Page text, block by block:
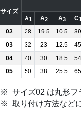
サイズ
A1 A2 A3 C1
02
28 19.5 10.5 39
03
32 23 12.5 45
04
40 30 18.5 54
05
50 38 25.5 65
サイズ02 は丸形フ
取り付け方法など